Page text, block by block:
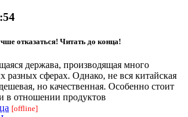
отказаться! Читать до конца!
держава, производящая много
разных сферах. Однако, не вся китайская
но качественная. Особенно стоит
в отношении продуктов
[offline]